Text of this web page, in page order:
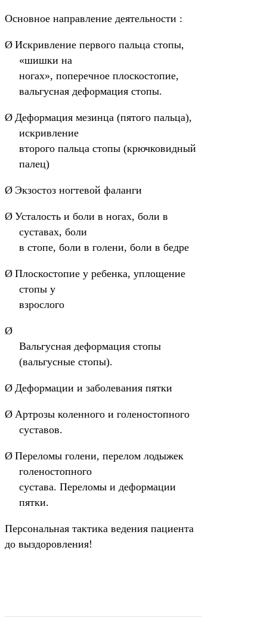
Основное направление деятельности :
Ø Искривление первого пальца стопы,
«шишки на
ногах», поперечное плоскостопие,
вальгусная деформация стопы.
Ø Деформация мезинца (пятого пальца),
искривление
второго пальца стопы (крючковидный
палец)
Ø Экзостоз ногтевой фаланги
Ø Усталость и боли в ногах, боли в
суставах, боли
в стопе, боли в голени, боли в бедре
Ø Плоскостопие у ребенка, уплощение
стопы у
взрослого
Ø
Вальгусная деформация стопы
(вальгусные стопы).
Ø Деформации и заболевания пятки
Ø Артрозы коленного и голеностопного
суставов.
Ø Переломы голени, перелом лодыжек
голеностопного
сустава. Переломы и деформации
пятки.
Персональная тактика ведения пациента
до выздоровления!